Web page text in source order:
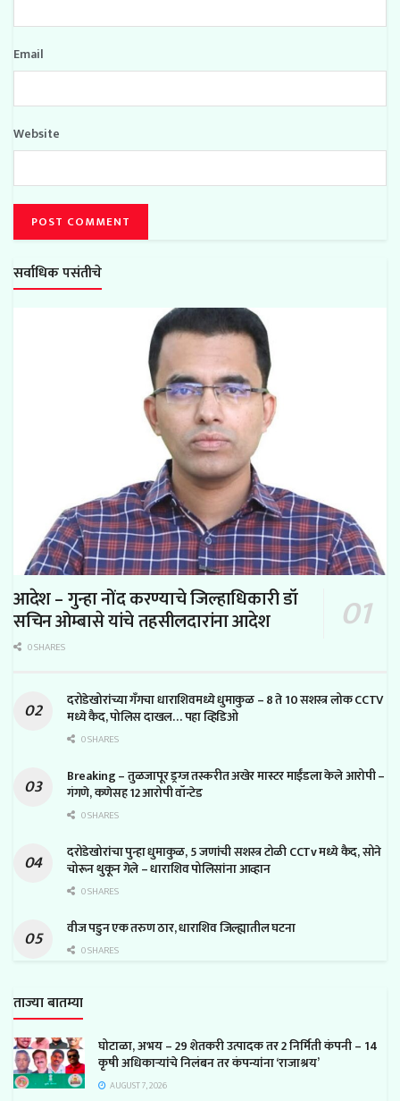
Email
Website
सर्वाधिक पसंतीचे
आदेश – गुन्हा नोंद करण्याचे जिल्हाधिकारी डॉ
सचिन ओम्बासे यांचे तहसीलदारांना आदेश
0 SHARES
दरोडेखोरांच्या गँगचा धाराशिवमध्ये धुमाकुळ – 8 ते 10 सशस्त्र लोक CCTV
मध्ये कैद, पोलिस दाखल… पहा व्हिडिओ
0 SHARES
Breaking – तुळजापूर ड्रग्ज तस्करीत अखेर मास्टर माईंडला केले आरोपी –
गंगणे, कणेसह 12 आरोपी वॉन्टेड
0 SHARES
दरोडेखोरांचा पुन्हा धुमाकुळ, 5 जणांची सशस्त्र टोळी CCTv मध्ये कैद, सोने
चोरून थुकून गेले – धाराशिव पोलिसांना आव्हान
0 SHARES
वीज पडुन एक तरुण ठार, धाराशिव जिल्ह्यातील घटना
0 SHARES
ताज्या बातम्या
घोटाळा, अभय – 29 शेतकरी उत्पादक तर 2 निर्मिती कंपनी – 14
कृषी अधिकाऱ्यांचे निलंबन तर कंपन्यांना ‘राजाश्रय’
AUGUST 7, 2026